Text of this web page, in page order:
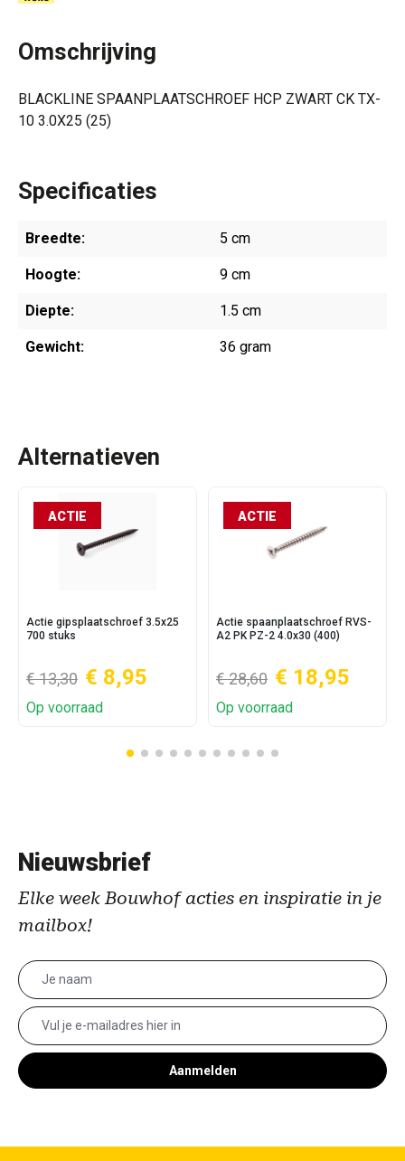
Omschrijving
BLACKLINE SPAANPLAATSCHROEF HCP ZWART CK TX-
10 3.0X25 (25)
Specificaties
Breedte: 5 cm
Hoogte: 9 cm
Diepte: 1.5 cm
Gewicht: 36 gram
Alternatieven
ACTIE
Actie gipsplaatschroef 3.5x25
700 stuks
€ 13,30 € 8,95
Op voorraad
ACTIE
Actie spaanplaatschroef RVS-
A2 PK PZ-2 4.0x30 (400)
€ 28,60 € 18,95
Op voorraad
Nieuwsbrief
Elke week Bouwhof acties en inspiratie in je
mailbox!
Aanmelden